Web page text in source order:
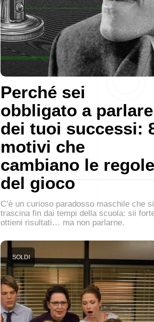
Perché sei
obbligato a parlare
dei tuoi successi:
motivi che
cambiano le regole
del gioco
C’è un curioso paradosso maschile che si
trascina fin dai tempi della scuola: sii
ottieni risultati… ma non parlarne.
SOLDI